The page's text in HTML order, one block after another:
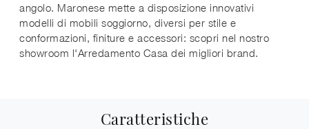
angolo. Maronese mette a disposizione innovativi
modelli di mobili soggiorno, diversi per stile e
conformazioni, finiture e accessori: scopri nel nostro
showroom l'Arredamento Casa dei migliori brand.
Caratteristiche